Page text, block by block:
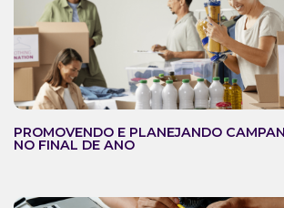
PROMOVENDO E PLANEJANDO
NO FINAL DE ANO